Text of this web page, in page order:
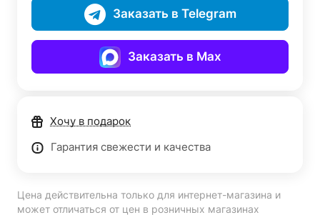
Заказать в Telegram
Заказать в Max
Хочу в подарок
Гарантия свежести и качества
Цена действительна только для интернет-магазина и
может отличаться от цен в розничных магазинах